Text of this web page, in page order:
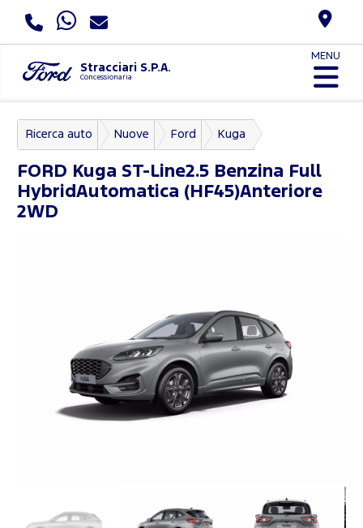
Stracciari S.P.A.
Concessionaria
MENU
Ricerca auto Nuove Ford Kuga
FORD Kuga ST-Line2.5 Benzina Full
HybridAutomatica (HF45)Anteriore
2WD